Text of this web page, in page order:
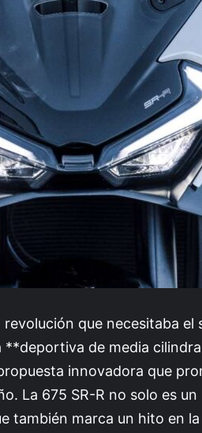
revolución que necesitaba
**deportiva de media
innovadora que
La 675 SR-R no solo es
también marca un hito en